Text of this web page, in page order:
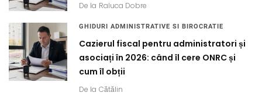
De la Raluca Dobre
GHIDURI ADMINISTRATIVE SI BIROCRATIE
Cazierul fiscal pentru administratori și
asociați în 2026: când îl cere ONRC și
cum îl obții
De la Cătălin